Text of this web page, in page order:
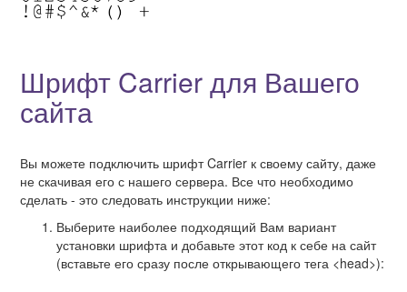
Шрифт Carrier для Вашего
сайта
Вы можете подключить шрифт Carrier к своему сайту, даже
не скачивая его с нашего сервера. Все что необходимо
сделать - это следовать инструкции ниже:
Выберите наиболее подходящий Вам вариант
установки шрифта и добавьте этот код к себе на сайт
(вставьте его сразу после открывающего тега <head>):